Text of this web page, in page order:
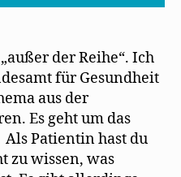
der Reihe“. Ich
für Gesundheit
aus der
Es geht um das
Patientin hast du
zu wissen, was